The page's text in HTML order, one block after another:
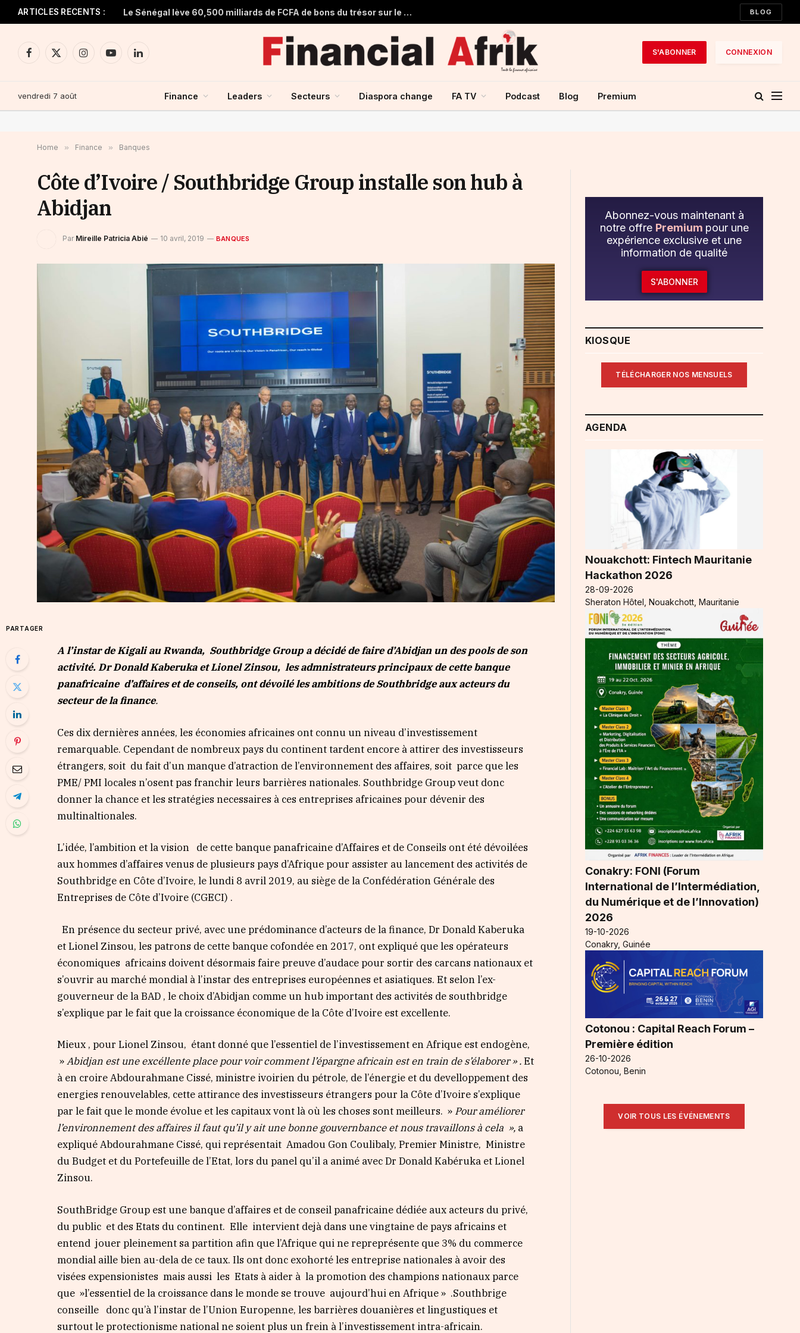
ARTICLES RECENTS : Le Sénégal lève 60,500 milliards de FCFA de bons du trésor sur le marché financier de l’UMOA BLOG
Facebook
X
InstagramYouTubeLinkedIn
S'ABONNER CONNEXION
vendredi 7 août Finance Leaders Secteurs Diaspora change FA TV Podcast Blog Premium
Home » Finance » Banques
Côte d’Ivoire / Southbridge Group installe son hub à
Abidjan
Par Mireille Patricia Abié 10 avril, 2019 BANQUES
PARTAGER
A l’instar de Kigali au Rwanda, Southbridge Group a décidé de faire d’Abidjan un des pools de son
activité. Dr Donald Kaberuka et Lionel Zinsou, les admnistrateurs principaux de cette banque
panafricaine d’affaires et de conseils, ont dévoilé les ambitions de Southbridge aux acteurs du
secteur de la finance.
Ces dix dernières années, les économies africaines ont connu un niveau d’investissement
remarquable. Cependant de nombreux pays du continent tardent encore à attirer des investisseurs
étrangers, soit du fait d’un manque d’atraction de l’environnement des affaires, soit parce que les
PME/ PMI locales n’osent pas franchir leurs barrières nationales. Southbridge Group veut donc
donner la chance et les stratégies necessaires à ces entreprises africaines pour dévenir des
multinaltionales.
L’idée, l’ambition et la vision de cette banque panafricaine d’Affaires et de Conseils ont été dévoilées
aux hommes d’affaires venus de plusieurs pays d’Afrique pour assister au lancement des activités de
Southbridge en Côte d’Ivoire, le lundi 8 avril 2019, au siège de la Confédération Générale des
Entreprises de Côte d’Ivoire (CGECI) .
En présence du secteur privé, avec une prédominance d’acteurs de la finance, Dr Donald Kaberuka
et Lionel Zinsou, les patrons de cette banque cofondée en 2017, ont expliqué que les opérateurs
économiques africains doivent désormais faire preuve d’audace pour sortir des carcans nationaux et
s’ouvrir au marché mondial à l’instar des entreprises européennes et asiatiques. Et selon l’ex-
gouverneur de la BAD , le choix d’Abidjan comme un hub important des activités de southbridge
s’explique par le fait que la croissance économique de la Côte d’Ivoire est excellente.
Mieux , pour Lionel Zinsou, étant donné que l’essentiel de l’investissement en Afrique est endogène,
»Abidjan est une excéllente place pour voir comment l’épargne africain est en train de s’élaborer » .Et
à en croire Abdourahmane Cissé, ministre ivoirien du pétrole, de l’énergie et du develloppement des
energies renouvelables, cette attirance des investisseurs étrangers pour la Côte d’Ivoire s’explique
par le fait que le monde évolue et les capitaux vont là où les choses sont meilleurs. » Pour améliorer
l’environnement des affaires il faut qu’il y ait une bonne gouvernbance et nous travaillons à cela », a
expliqué Abdourahmane Cissé, qui représentait Amadou Gon Coulibaly, Premier Ministre, Ministre
du Budget et du Portefeuille de l’Etat, lors du panel qu’il a animé avec Dr Donald Kabéruka et Lionel
Zinsou.
SouthBridge Group est une banque d’affaires et de conseil panafricaine dédiée aux acteurs du privé,
du public et des Etats du continent. Elle intervient dejà dans une vingtaine de pays africains et
entend jouer pleinement sa partition afin que l’Afrique qui ne repreprésente que 3% du commerce
mondial aille bien au-dela de ce taux. Ils ont donc exohorté les entreprise nationales à avoir des
visées expensionistes mais aussi les Etats à aider à la promotion des champions nationaux parce
que »l’essentiel de la croissance dans le monde se trouve aujourd’hui en Afrique » .Southbrige
conseille donc qu’à l’instar de l’Union Europenne, les barrières douanières et lingustiques et
surtout le protectionisme national ne soient plus un frein à l’investissement intra-africain.
Abonnez-vous maintenant à
notre offre Premium pour une
expérience exclusive et une
information de qualité
S'ABONNER
KIOSQUE
TÉLÉCHARGER NOS MENSUELS
AGENDA
Nouakchott: Fintech Mauritanie
Hackathon 2026
28-09-2026
Sheraton Hôtel, Nouakchott, Mauritanie
Conakry: FONI (Forum
International de l’Intermédiation,
du Numérique et de l’Innovation)
2026
19-10-2026
Conakry, Guinée
Cotonou : Capital Reach Forum –
Première édition
26-10-2026
Cotonou, Benin
VOIR TOUS LES ÉVÉNEMENTS